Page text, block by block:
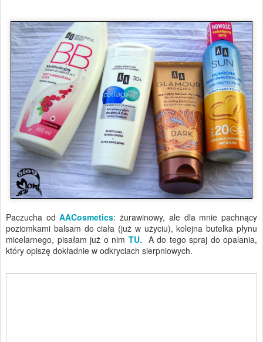
Paczucha odAACosmetics: żurawinowy, ale dla mnie pachnący
poziomkami balsam do ciała (już w użyciu), kolejna butelka płynu
micelarnego, pisałam już o nim TU. A do tego spraj do opalania,
który opiszę dokładnie w odkryciach sierpniowych.